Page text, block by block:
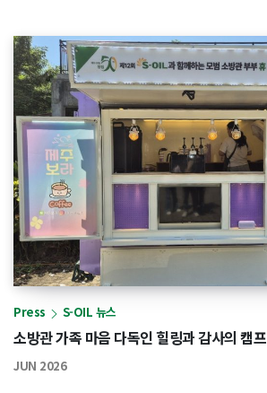
Press S-OIL 뉴스
소방관 가족 마음 다독인 힐링과 감사의 캠프
JUN 2026